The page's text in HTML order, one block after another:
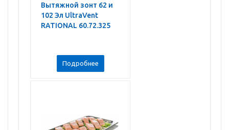
Вытяжной зонт 62 и
102 Эл UltraVent
RATIONAL 60.72.325
Подробнее